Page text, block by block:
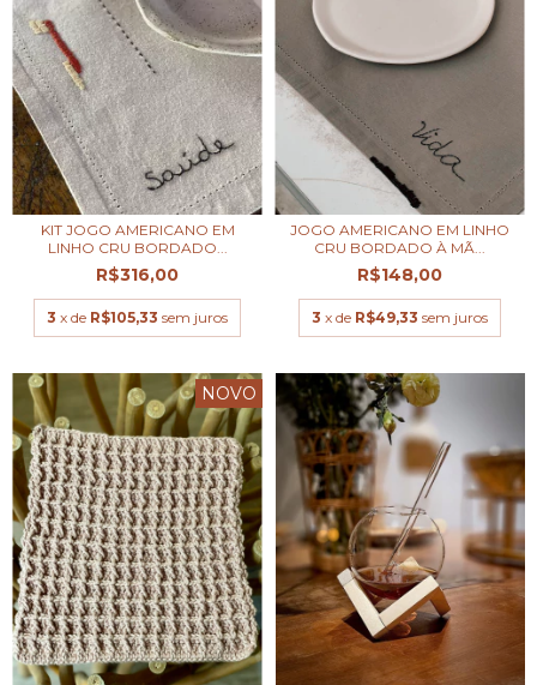
KIT JOGO AMERICANO EM
LINHO CRU BORDADO...
R$316,00
3 x de R$105,33 sem juros
JOGO AMERICANO EM LINHO
CRU BORDADO À MÃ...
R$148,00
3 x de R$49,33 sem juros
NOVO